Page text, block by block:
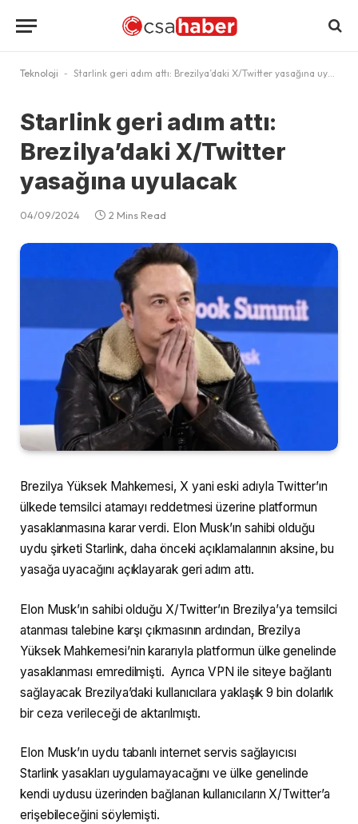
Teknoloji - Starlink geri adım attı: Brezilya’daki X/Twitter yasağına uyulacak
Starlink geri adım attı:
Brezilya’daki X/Twitter
yasağına uyulacak
04/09/2024 2 Mins Read
Brezilya Yüksek Mahkemesi, X yani eski adıyla Twitter’ın
ülkede temsilci atamayı reddetmesi üzerine platformun
yasaklanmasına karar verdi. Elon Musk’ın sahibi olduğu
uydu şirketi Starlink, daha önceki açıklamalarının aksine, bu
yasağa uyacağını açıklayarak geri adım attı.
Elon Musk’ın sahibi olduğu X/Twitter’ın Brezilya’ya temsilci
atanması talebine karşı çıkmasının ardından, Brezilya
Yüksek Mahkemesi’nin kararıyla platformun ülke genelinde
yasaklanması emredilmişti. Ayrıca VPN ile siteye bağlantı
sağlayacak Brezilya’daki kullanıcılara yaklaşık 9 bin dolarlık
bir ceza verileceği de aktarılmıştı.
Elon Musk’ın uydu tabanlı internet servis sağlayıcısı
Starlink yasakları uygulamayacağını ve ülke genelinde
kendi uydusu üzerinden bağlanan kullanıcıların X/Twitter’a
erişebileceğini söylemişti.